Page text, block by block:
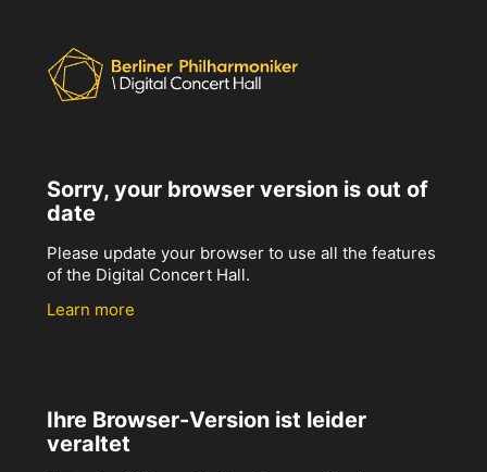
Sorry, your browser version is out of
date
Please update your browser to use all the features
of the Digital Concert Hall.
Learn more
Ihre Browser-Version ist leider
veraltet